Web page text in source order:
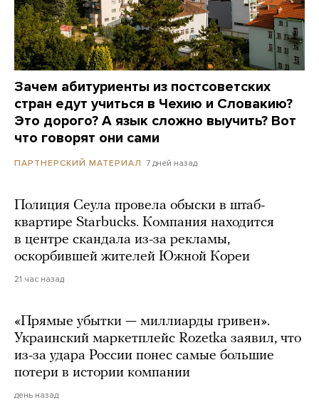
Зачем абитуриенты из постсоветских
стран едут учиться в Чехию и Словакию?
Это дорого? А язык сложно выучить? Вот
что говорят они сами
ПАРТНЕРСКИЙ МАТЕРИАЛ 7 дней назад
Полиция Сеула провела обыски в штаб-
квартире Starbucks. Компания находится
в центре скандала из-за рекламы,
оскорбившей жителей Южной Кореи
21 час назад
«Прямые убытки — миллиарды гривен».
Украинский маркетплейс Rozetka заявил, что
из-за удара России понес самые большие
потери в истории компании
день назад